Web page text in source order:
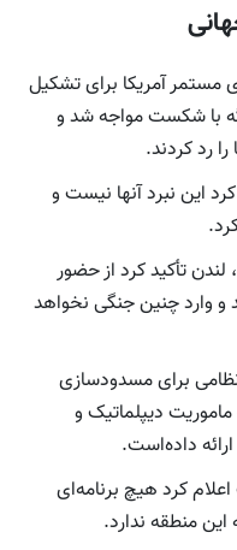
آمریکا برای تشکیل
با شکست مواجه شد و
رد کردند.
این نبرد آنها نیست و
لندن تأکید کرد از حضور
و وارد چنین جنگی نخواهد
برای مسدودسازی
دیپلماتیک و
داده‌است.
کرد هیچ برنامه‌ای
منطقه ندارد.